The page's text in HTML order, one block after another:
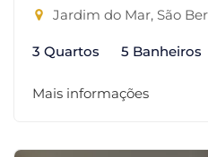
Jardim do Mar, São
3 Quartos 5 Banheiros
Mais informações